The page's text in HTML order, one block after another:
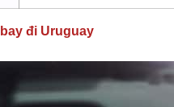
đi Uruguay